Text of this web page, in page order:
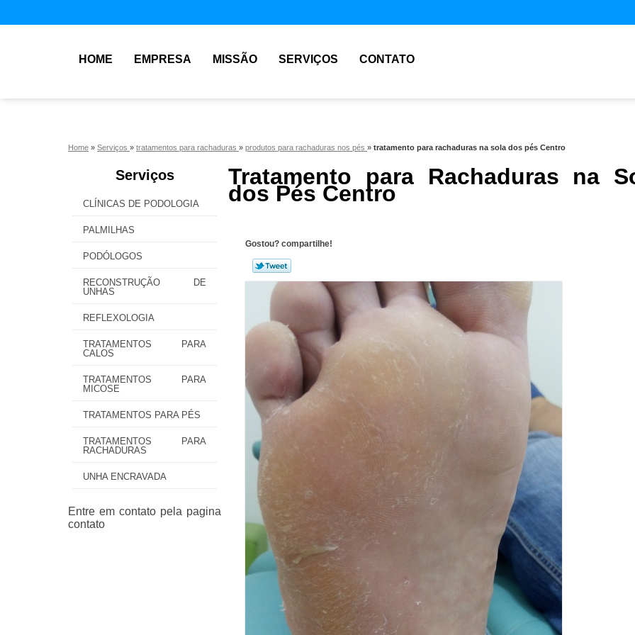
HOME EMPRESA MISSÃO SERVIÇOS CONTATO
Home » Serviços » tratamentos para rachaduras » produtos para rachaduras nos pés » tratamento para rachaduras na sola dos pés Centro
Serviços
CLÍNICAS DE PODOLOGIA
PALMILHAS
PODÓLOGOS
RECONSTRUÇÃO DE
UNHAS
REFLEXOLOGIA
TRATAMENTOS PARA
CALOS
TRATAMENTOS PARA
MICOSE
TRATAMENTOS PARA PÉS
TRATAMENTOS PARA
RACHADURAS
UNHA ENCRAVADA
Tratamento para Rachaduras na
dos Pés Centro
Gostou? compartilhe!